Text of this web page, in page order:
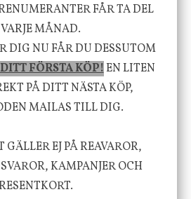
Nicolas Vahé
Serveringsfat, Ostron,
Stengods
415 kr
INFO KÖP
känsla, upplevelse och
dig och ditt hem! Med
och dess färgpalett
FÅR TA DEL
MÅNAD.
DIG NU FÅR DU DESSUTOM
FÖRSTA KÖP!EN LITEN
PÅ DITT NÄSTA KÖP,
MAILAS TILL DIG.
GÄLLER EJ PÅ REAVAROR,
KAMPANJER OCH